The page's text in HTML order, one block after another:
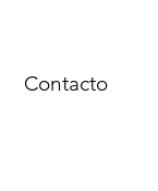
Contacto